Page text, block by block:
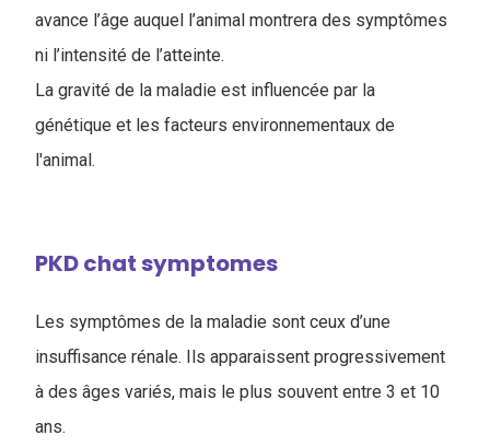
avance l’âge auquel l’animal montrera des symptômes
ni l’intensité de l’atteinte.
La gravité de la maladie est influencée par la
génétique et les facteurs environnementaux de
l'animal.
PKD chat symptomes
Les symptômes de la maladie sont ceux d’une
insuffisance rénale. Ils apparaissent progressivement
à des âges variés, mais le plus souvent entre 3 et 10
ans.